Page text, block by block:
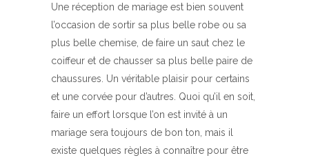
Une réception de mariage est bien souvent
l’occasion de sortir sa plus belle robe ou sa
plus belle chemise, de faire un saut chez le
coiffeur et de chausser sa plus belle paire de
chaussures. Un véritable plaisir pour certains
et une corvée pour d’autres. Quoi qu’il en soit,
faire un effort lorsque l’on est invité à un
mariage sera toujours de bon ton, mais il
existe quelques règles à connaître pour être